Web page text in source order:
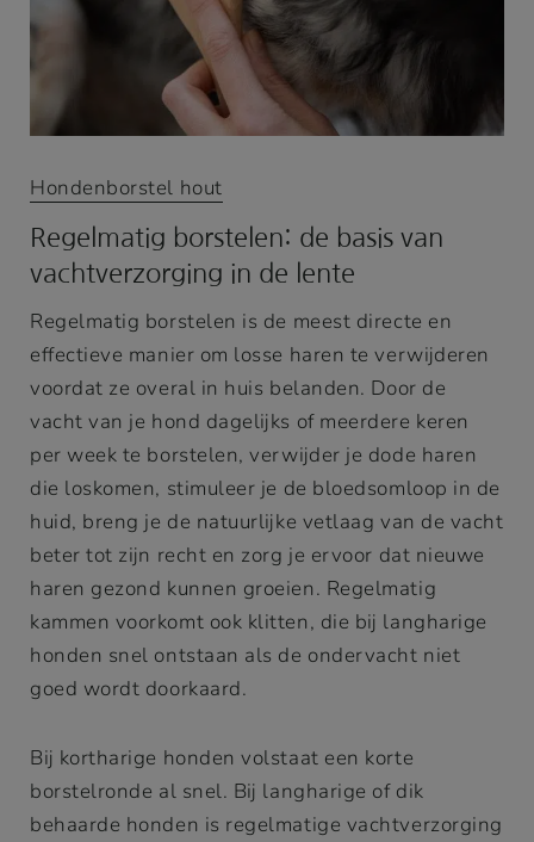
Hondenborstel hout
Regelmatig borstelen: de basis van
vachtverzorging in de lente
Regelmatig borstelen is de meest directe en
effectieve manier om losse haren te verwijderen
voordat ze overal in huis belanden. Door de
vacht van je hond dagelijks of meerdere keren
per week te borstelen, verwijder je dode haren
die loskomen, stimuleer je de bloedsomloop in de
huid, breng je de natuurlijke vetlaag van de vacht
beter tot zijn recht en zorg je ervoor dat nieuwe
haren gezond kunnen groeien. Regelmatig
kammen voorkomt ook klitten, die bij langharige
honden snel ontstaan als de ondervacht niet
goed wordt doorkaard.
Bij kortharige honden volstaat een korte
borstelronde al snel. Bij langharige of dik
behaarde honden is regelmatige vachtverzorging